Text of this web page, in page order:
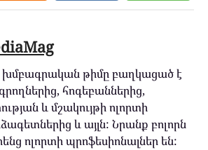
խմբագրական թիմը բաղկացած է
հոգեբաններից,
և մշակույթի ոլորտի
և այլն: Նրանք բոլորն
ոլորտի պրոֆեսիոնալներ են: